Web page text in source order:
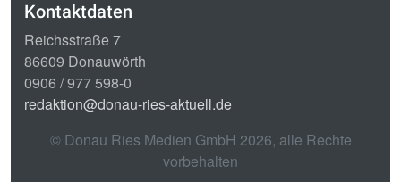
Kontaktdaten
Reichsstraße 7
86609 Donauwörth
0906 / 977 598-0
redaktion@donau-ries-aktuell.de
© Donau Ries Medien GmbH 2026, alle Rechte
vorbehalten